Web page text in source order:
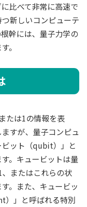
比べて非常に高速で
新しいコンピューテ
幹には、量子力学の
。
たは1の情報を表
すが、量子コンピュ
ット（qubit）」と
。キュービットは量
またはこれらの状
。また、キュービッ
）」と呼ばれる特別